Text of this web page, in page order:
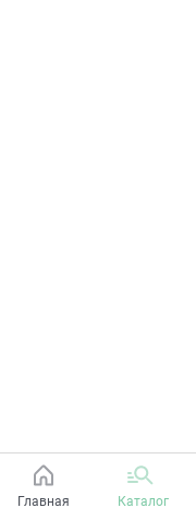
Главная Каталог